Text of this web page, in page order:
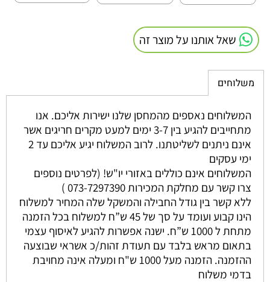
שאל אותנו על מוצר זה
משלוחים
המשלוחים נאספים מהמחסן שלנו ישירות אליכם. אנו
מתחייבים להגיע בין 3-7 ימים למעט מקרים חריגים אשר
אינם ניתנים לשליטתנו. לרוב המשלוח יגיע אליכם עד 2
ימי עסקים
המשלוחים אינם כוללים באזורי יו"ש! (לפרטים נוספים
צרו קשר עם מחלקת המכירות 073-7297390 )
ללא קשר בין גודל החבילה והמשקל שלה המחיר למשלוח
הינו קבוע ועומד על סך של 45 ש”ח למשלוח בכל הזמנה
מתחת ל 1000 ש”ח. ישנה אפשרות להגיע לאיסוף עצמי
בתאום מראש בלבד עם תעודת זהות/כ אשראי שבוצעה
ההזמנה. הזמנה מעל 1000 ש"ח ומעלה אינה מחויבת
בדמי משלוח